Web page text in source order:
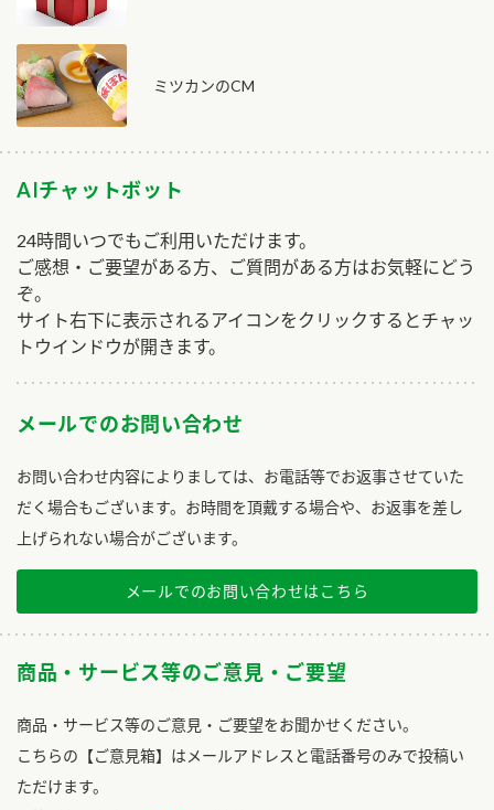
ミツカンのCM
AIチャットボット
24時間いつでもご利用いただけます。
ご感想・ご要望がある方、ご質問がある方はお気軽にどう
ぞ。
サイト右下に表示されるアイコンをクリックするとチャッ
トウインドウが開きます。
メールでのお問い合わせ
お問い合わせ内容によりましては、お電話等でお返事させていた
だく場合もございます。お時間を頂戴する場合や、お返事を差し
上げられない場合がございます。
メールでのお問い合わせはこちら
商品・サービス等のご意見・ご要望
商品・サービス等のご意見・ご要望をお聞かせください。
こちらの【ご意見箱】はメールアドレスと電話番号のみで投稿い
ただけます。